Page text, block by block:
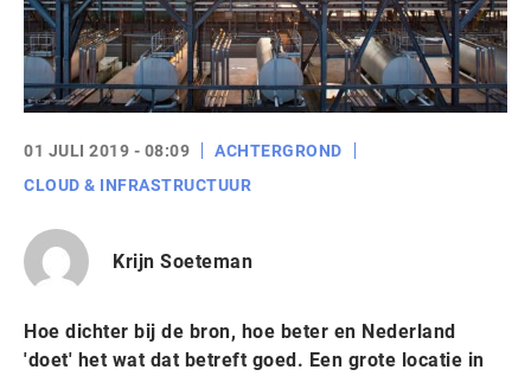
01 JULI 2019 - 08:09
ACHTERGROND
CLOUD & INFRASTRUCTUUR
Krijn Soeteman
Hoe dichter bij de bron, hoe beter en Nederland
'doet' het wat dat betreft goed. Een grote locatie in